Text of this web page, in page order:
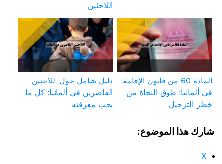
اللاجئين
المادة 60 من قانون الإقامة
في ألمانيا: طوق النجاة من
خطر الترحيل
دليل شامل حول اللاجئين
القاصرين في ألمانيا: كل ما
يجب معرفته
شارك هذا الموضوع:
X